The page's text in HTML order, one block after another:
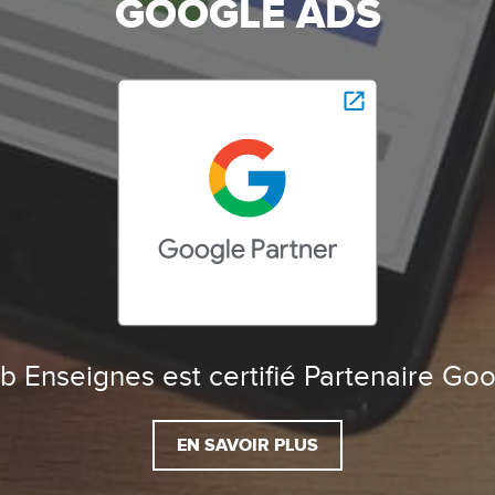
GOOGLE ADS
Enseignes est certifié Partenaire
EN SAVOIR PLUS